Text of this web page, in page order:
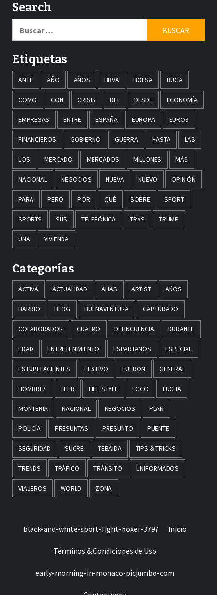
Search
Etiquetas
ANTE AÑO AÑOS BBVA BOLSA BUGA
COMO CON CRISIS DEL DESDE ECONOMÍA
EMPRESAS ENTRE ESPAÑA EUROPA EUROS
FINANCIEROS GOBIERNO GUERRA HASTA LAS
LOS MERCADO MERCADOS MILLONES MÁS
NACIONAL NEGOCIOS NUEVA NUEVO OPINIÓN
PARA PERO POR QUÉ SOBRE SPORT
SPORTS SUS TELEFÓNICA TRAS TRUMP
UNA VIVIENDA
Categorías
ACTIVA ACTUALIDAD ALIAS ARTIST AÑOS
BARRIO BLOG BUENAVENTURA CAPTURADO
COLABORADOR CUATRO DELINCUENCIA DURANTE
EDAD ENTRETENIMIENTO ESPARTANOS ESPECIAL
ESTUPEFACIENTES FESTIVO FUERON GENERAL
HOMBRES LEER LIFE STYLE LOCO LUCHA
MONTERÍA NACIONAL NEGOCIOS PLAN
POLICÍA PRESUNTAS PRESUNTO PUENTE
SEGURIDAD SUCRE TEBAIDA TIPS & TRICKS
TRENDS TRÁFICO TRÁNSITO UNIFORMADOS
VIAJEROS WORLD ZONA
black-and-white-sport-fight-boxer-3797 Inicio
Términos & Condiciones de Uso
early-morning-in-monaco-picjumbo-com